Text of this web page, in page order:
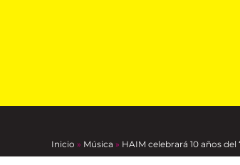
Inicio » Música » HAIM celebrará 10 años